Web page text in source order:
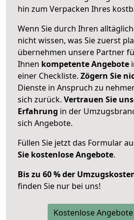
hin zum Verpacken Ihres
Wenn Sie durch Ihren
nicht wissen, was Sie zuerst
übernehmen unsere Partner
Ihnen kompetente Angebote
einer Checkliste. Zögern Sie
Dienste in Anspruch zu
sich zurück. Vertrauen Sie
Erfahrung in der
sich Angebote.
Füllen Sie jetzt das Formular
Sie kostenlose Angebote.
Bis zu 60 % der
finden Sie nur bei uns!
Kostenlose